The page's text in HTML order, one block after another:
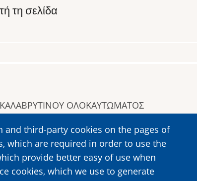
τη σελίδα
and third-party cookies on the pages of
which are required in order to use the
provide better easy of use when
cookies, which we use to generate
ΟΛΟΚΑΥΤΩΜΑΤΟΣ
info@dmko.gr